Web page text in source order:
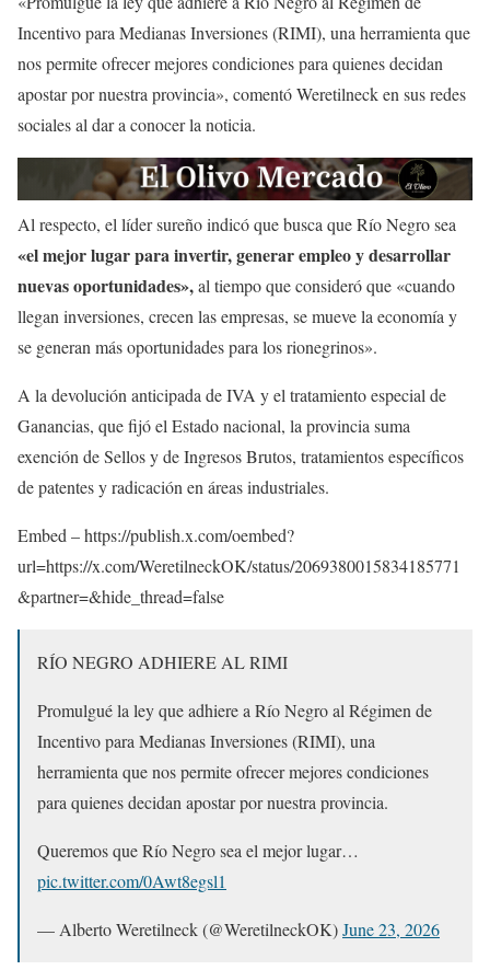
Incentivo para Medianas Inversiones (RIMI), una herramienta que
nos permite ofrecer mejores condiciones para quienes decidan
apostar por nuestra provincia», comentó Weretilneck en sus redes
sociales al dar a conocer la noticia.
Al respecto, el líder sureño indicó que busca que Río Negro sea
«el mejor lugar para invertir, generar empleo y desarrollar
nuevas oportunidades»,al tiempo que consideró que «cuando
llegan inversiones, crecen las empresas, se mueve la economía y
se generan más oportunidades para los rionegrinos».
A la devolución anticipada de IVA y el tratamiento especial de
Ganancias, que fijó el Estado nacional, la provincia suma
exención de Sellos y de Ingresos Brutos, tratamientos específicos
de patentes y radicación en áreas industriales.
Embed – https://publish.x.com/oembed?
url=https://x.com/WeretilneckOK/status/2069380015834185771
&partner=&hide_thread=false
RÍO NEGRO ADHIERE AL RIMI
Promulgué la ley que adhiere a Río Negro al Régimen de
Incentivo para Medianas Inversiones (RIMI), una
herramienta que nos permite ofrecer mejores condiciones
para quienes decidan apostar por nuestra provincia.
Queremos que Río Negro sea el mejor lugar…
pic.twitter.com/0Awt8egsl1
— Alberto Weretilneck (@WeretilneckOK)June 23, 2026